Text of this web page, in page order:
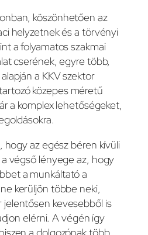
köszönhetően az
helyzetnek és a törvényi
a folyamatos szakmai
cserének, egyre több,
a KKV szektor
közepes méretű
a komplex lehetőségeket,
hogy az egész béren kívüli
végső lényege az, hogy
a munkáltató a
kerüljön többe neki,
kevesebből is
elérni. A végén így